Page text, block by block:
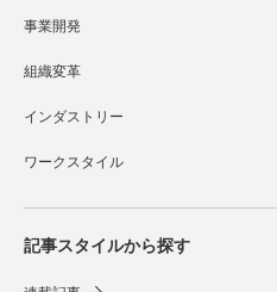
事業開発
組織変革
インダストリー
ワークスタイル
記事スタイルから探す